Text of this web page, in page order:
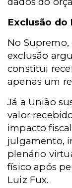
Exclusão do
No
exclusão
constitui
apenas um
Já a União
valor
impacto
julgamento,
plenário
físico após
Luiz Fux.